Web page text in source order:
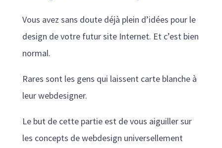
Vous avez sans doute déjà plein d’idées pour le
design de votre futur site Internet. Et c’est bien
normal.
Rares sont les gens qui laissent carte blanche à
leur webdesigner.
Le but de cette partie est de vous aiguiller sur
les concepts de webdesign universellement